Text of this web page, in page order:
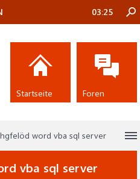
word vba sql server
vba sql server
03:25
Startseite Foren